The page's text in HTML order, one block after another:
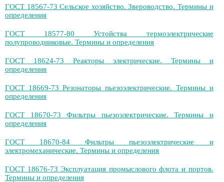
ГОСТ 18567-73 Сельское хозяйство. Звероводство. Термины и
определения
ГОСТ 18577-80 Устойства термоэлектрические
полупроводниковые. Термины и определения
ГОСТ 18624-73 Реакторы электрические. Термины и
определения
ГОСТ 18669-73 Резонаторы пьезоэлектрические. Термины и
определения
ГОСТ 18670-73 Фильтры пьезоэлектрические. Термины и
определения
ГОСТ 18670-84 Фильтры пьезоэлектрические и
электромеханические. Термины и определения
ГОСТ 18676-73 Эксплуатация промыслового флота и портов.
Термины и определения